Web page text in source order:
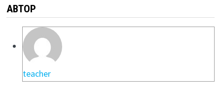
АВТОР
teacher